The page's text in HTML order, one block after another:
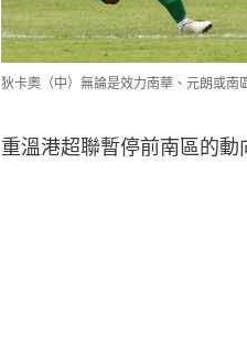
狄卡奧（中）無論是效力南華、元朗或南
重溫港超聯暫停前南區的動